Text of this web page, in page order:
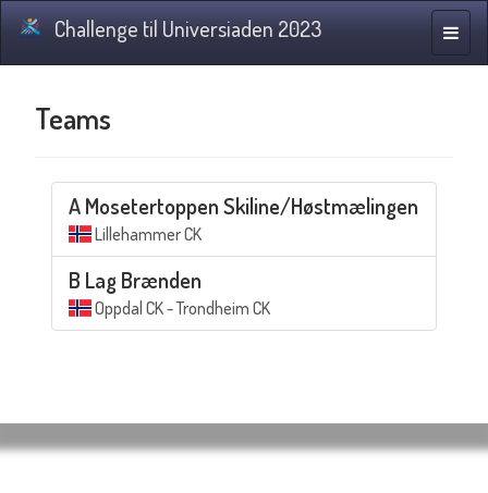
Toggle
Challenge til Universiaden 2023
Teams
A Mosetertoppen Skiline/Høstmælingen
Lillehammer CK
B Lag Brænden
Oppdal CK - Trondheim CK